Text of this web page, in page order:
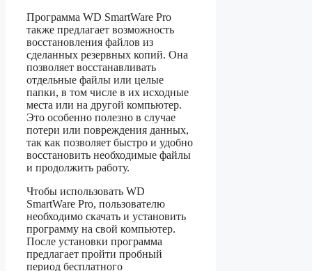
Программа WD SmartWare Pro
также предлагает возможность
восстановления файлов из
сделанных резервных копий. Она
позволяет восстанавливать
отдельные файлы или целые
папки, в том числе в их исходные
места или на другой компьютер.
Это особенно полезно в случае
потери или повреждения данных,
так как позволяет быстро и удобно
восстановить необходимые файлы
и продолжить работу.
Чтобы использовать WD
SmartWare Pro, пользователю
необходимо скачать и установить
программу на свой компьютер.
После установки программа
предлагает пройти пробный
период бесплатного